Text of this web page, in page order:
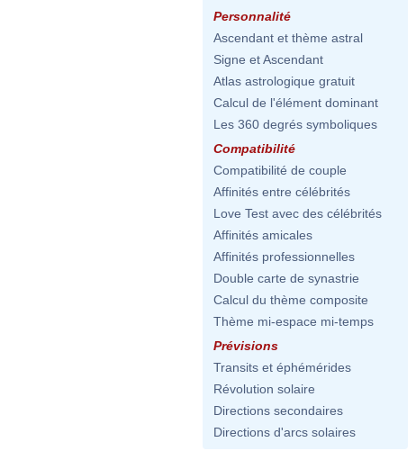
Personnalité
Ascendant et thème astral
Signe et Ascendant
Atlas astrologique gratuit
Calcul de l'élément dominant
Les 360 degrés symboliques
Compatibilité
Compatibilité de couple
Affinités entre célébrités
Love Test avec des célébrités
Affinités amicales
Affinités professionnelles
Double carte de synastrie
Calcul du thème composite
Thème mi-espace mi-temps
Prévisions
Transits et éphémérides
Révolution solaire
Directions secondaires
Directions d'arcs solaires